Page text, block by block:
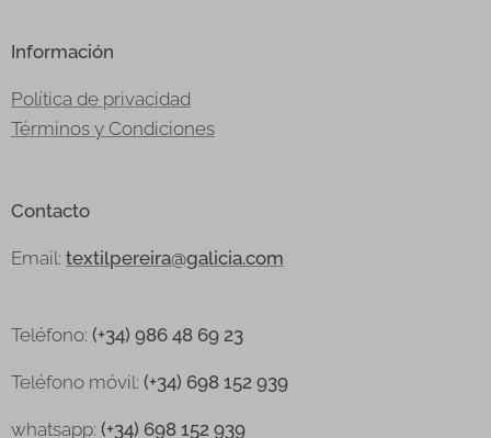
Información
Política de privacidad
Términos y Condiciones
Contacto
Email: textilpereira@galicia.com
Teléfono: (+34) 986 48 69 23
Teléfono móvil: (+34) 698 152 939
whatsapp: (+34) 698 152 939